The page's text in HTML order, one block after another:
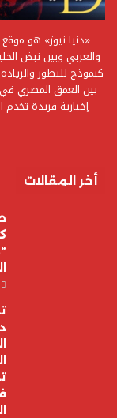
«دنيا نيوز» هو
والعربي وبين نبض
كنموذج للتطور
بين العمق المصري في
إخبارية فريدة
أخر المقالات